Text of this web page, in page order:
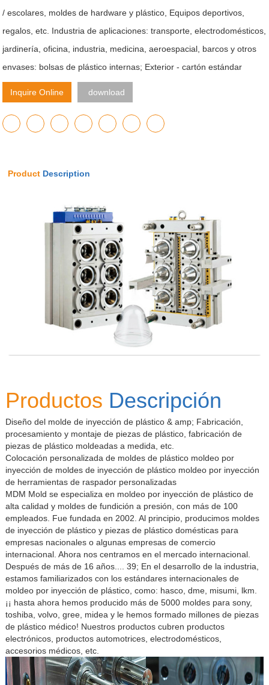
/ escolares, moldes de hardware y plástico, Equipos deportivos,
regalos, etc. Industria de aplicaciones: transporte, electrodomésticos,
jardinería, oficina, industria, medicina, aeroespacial, barcos y otros
envases: bolsas de plástico internas; Exterior - cartón estándar
Inquire Online download
Product Description
Productos Descripción
Diseño del molde de inyección de plástico & amp; Fabricación,
procesamiento y montaje de piezas de plástico, fabricación de
piezas de plástico moldeadas a medida, etc.
Colocación personalizada de moldes de plástico moldeo por
inyección de moldes de inyección de plástico moldeo por inyección
de herramientas de raspador personalizadas
MDM Mold se especializa en moldeo por inyección de plástico de
alta calidad y moldes de fundición a presión, con más de 100
empleados. Fue fundada en 2002. Al principio, producimos moldes
de inyección de plástico y piezas de plástico domésticas para
empresas nacionales o algunas empresas de comercio
internacional. Ahora nos centramos en el mercado internacional.
Después de más de 16 años.... 39; En el desarrollo de la industria,
estamos familiarizados con los estándares internacionales de
moldeo por inyección de plástico, como: hasco, dme, misumi, lkm.
¡¡ hasta ahora hemos producido más de 5000 moldes para sony,
toshiba, volvo, gree, midea y le hemos formado millones de piezas
de plástico médico! Nuestros productos cubren productos
electrónicos, productos automotrices, electrodomésticos,
accesorios médicos, etc.